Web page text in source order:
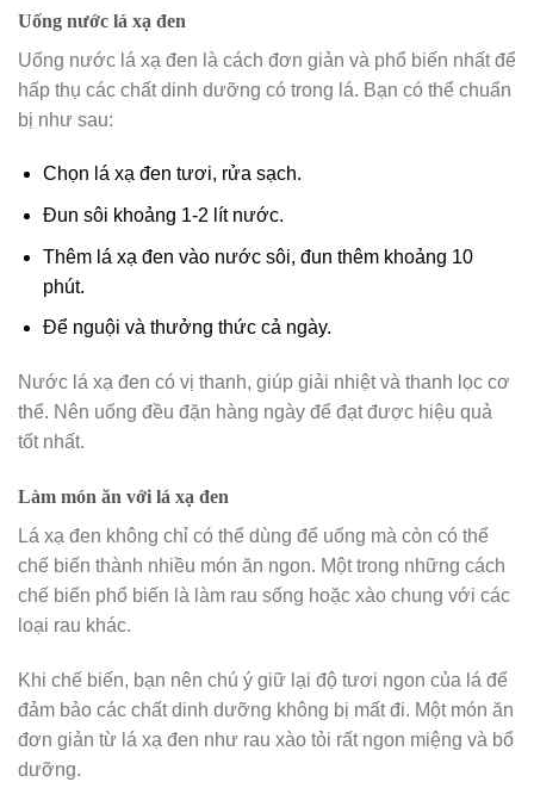
Uống nước lá xạ đen
Uống nước lá xạ đen là cách đơn giản và phổ biến nhất để
hấp thụ các chất dinh dưỡng có trong lá. Bạn có thể chuẩn
bị như sau:
Chọn lá xạ đen tươi, rửa sạch.
Đun sôi khoảng 1-2 lít nước.
Thêm lá xạ đen vào nước sôi, đun thêm khoảng 10
phút.
Để nguội và thưởng thức cả ngày.
Nước lá xạ đen có vị thanh, giúp giải nhiệt và thanh lọc cơ
thể. Nên uống đều đặn hàng ngày để đạt được hiệu quả
tốt nhất.
Làm món ăn với lá xạ đen
Lá xạ đen không chỉ có thể dùng để uống mà còn có thể
chế biến thành nhiều món ăn ngon. Một trong những cách
chế biến phổ biến là làm rau sống hoặc xào chung với các
loại rau khác.
Khi chế biến, bạn nên chú ý giữ lại độ tươi ngon của lá để
đảm bảo các chất dinh dưỡng không bị mất đi. Một món ăn
đơn giản từ lá xạ đen như rau xào tỏi rất ngon miệng và bổ
dưỡng.